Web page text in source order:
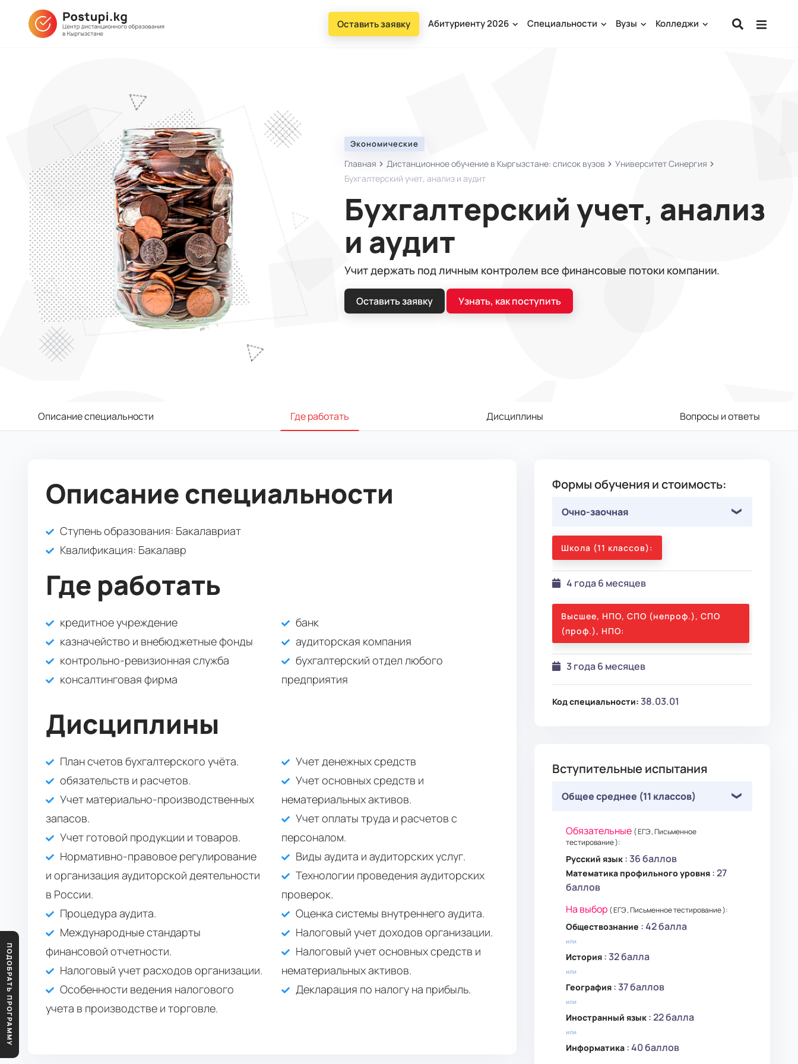
Оставить заявку Абитуриенту 2026 Специальности Вузы Колледжи
Экономические
Главная Дистанционное обучение в Кыргызстане: список вузов
Университет Синергия
Бухгалтерский учет, анализ и аудит
Бухгалтерский учет, анализ
и аудит
Учит держать под личным контролем все финансовые потоки компании.
Оставить заявку Узнать, как поступить
Описание специальности Где работать Дисциплины Вопросы и ответы
Описание специальности
Ступень образования: Бакалавриат
Квалификация: Бакалавр
Где работать
кредитное учреждение
казначейство и внебюджетные фонды
контрольно-ревизионная служба
консалтинговая фирма
банк
аудиторская компания
бухгалтерский отдел любого
предприятия
Дисциплины
План счетов бухгалтерского учёта.
обязательств и расчетов.
Учет материально-производственных
запасов.
Учет готовой продукции и товаров.
Нормативно-правовое регулирование
и организация аудиторской деятельности
в России.
Процедура аудита.
Международные стандарты
финансовой отчетности.
Налоговый учет расходов организации.
Особенности ведения налогового
учета в производстве и торговле.
Учет денежных средств
Учет основных средств и
нематериальных активов.
Учет оплаты труда и расчетов с
персоналом.
Виды аудита и аудиторских услуг.
Технологии проведения аудиторских
проверок.
Оценка системы внутреннего аудита.
Налоговый учет доходов организации.
Налоговый учет основных средств и
нематериальных активов.
Декларация по налогу на прибыль.
Формы обучения и стоимость:
Очно-заочная
Школа (11 классов):
4 года 6 месяцев
Высшее, НПО, СПО (непроф.), СПО
(проф.), НПО:
3 года 6 месяцев
Код специальности: 38.03.01
Вступительные испытания
Общее среднее (11 классов)
Обязательные ( ЕГЭ , Письменное
тестирование ):
Русский язык : 36 баллов
Математика профильного уровня : 27
баллов
На выбор ( ЕГЭ , Письменное тестирование ):
Обществознание : 42 балла
или
История : 32 балла
или
География : 37 баллов
или
Иностранный язык : 22 балла
или
Информатика : 40 баллов
ПОДОБРАТЬ ПРОГРАММУ